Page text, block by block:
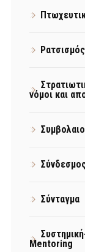
νόμοι και
Σύνταγμα
Mentoring